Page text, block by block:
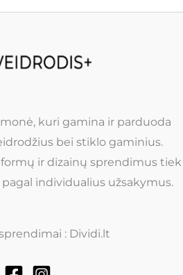
kuri gamina ir parduoda
bei stiklo gaminius.
ir dizainų sprendimus tiek
individualius užsakymus.
: Dividi.lt